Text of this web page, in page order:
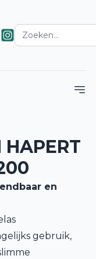
en
gebruik,